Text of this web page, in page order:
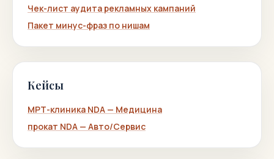
Чек-лист аудита рекламных кампаний
Пакет минус-фраз по нишам
Кейсы
МРТ-клиника NDA — Медицина
прокат NDA — Авто/Сервис